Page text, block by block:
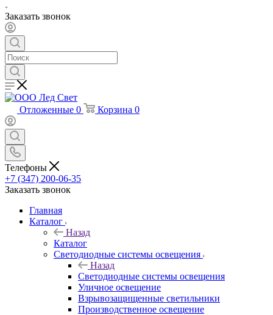
Заказать звонок
Отложенные 0 Корзина 0
Телефоны
+7 (347) 200-06-35
Заказать звонок
Главная
Каталог
Назад
Каталог
Светодиодные системы освещения
Назад
Светодиодные системы освещения
Уличное освещение
Взрывозащищенные светильники
Производственное освещение